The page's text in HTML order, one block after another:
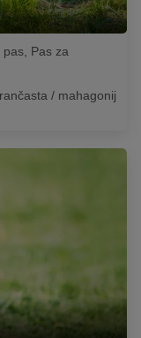
Pas za
/ mahagonij